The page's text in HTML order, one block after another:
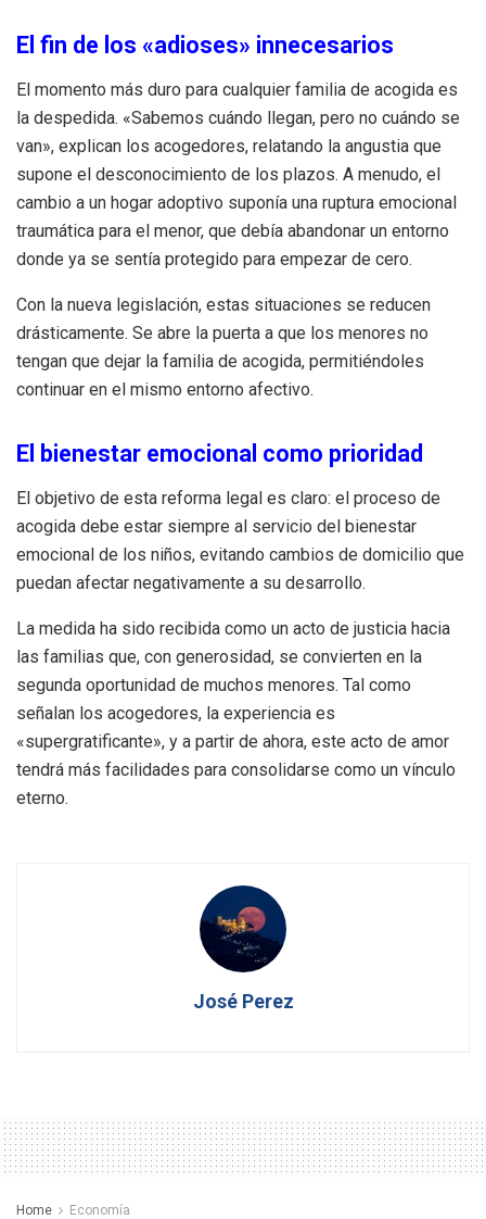
El fin de los «adioses» innecesarios
El momento más duro para cualquier familia de acogida es
la despedida. «Sabemos cuándo llegan, pero no cuándo se
van», explican los acogedores, relatando la angustia que
supone el desconocimiento de los plazos. A menudo, el
cambio a un hogar adoptivo suponía una ruptura emocional
traumática para el menor, que debía abandonar un entorno
donde ya se sentía protegido para empezar de cero.
Con la nueva legislación, estas situaciones se reducen
drásticamente. Se abre la puerta a que los menores no
tengan que dejar la familia de acogida, permitiéndoles
continuar en el mismo entorno afectivo.
El bienestar emocional como prioridad
El objetivo de esta reforma legal es claro: el proceso de
acogida debe estar siempre al servicio del bienestar
emocional de los niños, evitando cambios de domicilio que
puedan afectar negativamente a su desarrollo.
La medida ha sido recibida como un acto de justicia hacia
las familias que, con generosidad, se convierten en la
segunda oportunidad de muchos menores. Tal como
señalan los acogedores, la experiencia es
«supergratificante», y a partir de ahora, este acto de amor
tendrá más facilidades para consolidarse como un vínculo
eterno.
José Perez
Home Economía